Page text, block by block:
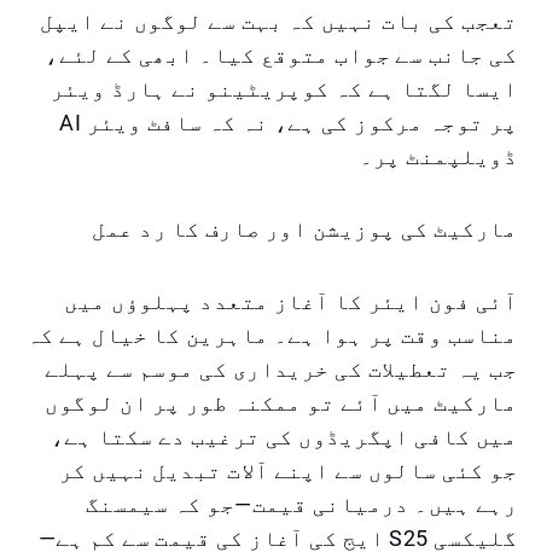
تعجب کی بات نہیں کہ بہت سے لوگوں نے ایپل
کی جانب سے جواب متوقع کیا۔ ابھی کے لئے،
ایسا لگتا ہے کہ کوپریٹینو نے ہارڈ ویئر
پر توجہ مرکوز کی ہے، نہ کہ سافٹ ویئر AI
ڈویلپمنٹ پر۔
مارکیٹ کی پوزیشن اور صارف کا رد عمل
آئی فون ایئر کا آغاز متعدد پہلوؤں میں
مناسب وقت پر ہوا ہے۔ ماہرین کا خیال ہے کہ
جب یہ تعطیلات کی خریداری کی موسم سے پہلے
مارکیٹ میں آئے تو ممکنہ طور پر ان لوگوں
میں کافی اپگریڈوں کی ترغیب دے سکتا ہے،
جو کئی سالوں سے اپنے آلات تبدیل نہیں کر
رہے ہیں۔ درمیانی قیمت—جو کہ سیمسنگ
گلیکسی S25 ایج کی آغاز کی قیمت سے کم ہے—